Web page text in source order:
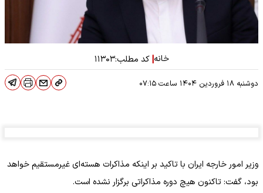
خانه| کد مطلب:۱۱۳۰۳
دوشنبه ۱۸ فروردین ۱۴۰۴ ساعت
وزیر امور خارجه ایران با تاکید بر اینکه مذاکرات هسته‌ای غیرمستقیم خواهد
بود، گفت: تاکنون هیچ دوره مذاکراتی برگزار نشده است.